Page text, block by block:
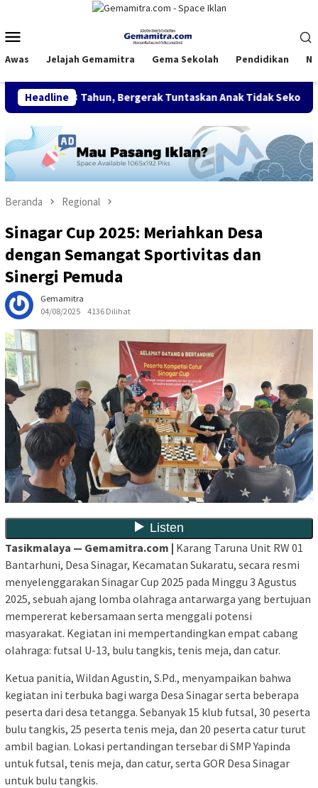
konten
Mobile
Awas Jelajah Gemamitra Gema Sekolah Pendidikan
Headline
13 Tahun, Bergerak Tuntaskan Anak Tidak Sekolah
Beranda Regional
Sinagar Cup 2025: Meriahkan Desa
dengan Semangat Sportivitas dan
Sinergi Pemuda
Gemamitra
04/08/2025
4136 Dilihat
Tasikmalaya — Gemamitra.com | Karang Taruna Unit RW 01
Bantarhuni, Desa Sinagar, Kecamatan Sukaratu, secara resmi
menyelenggarakan Sinagar Cup 2025 pada Minggu 3 Agustus
2025, sebuah ajang lomba olahraga antarwarga yang bertujuan
mempererat kebersamaan serta menggali potensi
masyarakat. Kegiatan ini mempertandingkan empat cabang
olahraga: futsal U-13, bulu tangkis, tenis meja, dan catur.
Ketua panitia, Wildan Agustin, S.Pd., menyampaikan bahwa
kegiatan ini terbuka bagi warga Desa Sinagar serta beberapa
peserta dari desa tetangga. Sebanyak 15 klub futsal, 30 peserta
bulu tangkis, 25 peserta tenis meja, dan 20 peserta catur turut
ambil bagian. Lokasi pertandingan tersebar di SMP Yapinda
untuk futsal, tenis meja, dan catur, serta GOR Desa Sinagar
untuk bulu tangkis.